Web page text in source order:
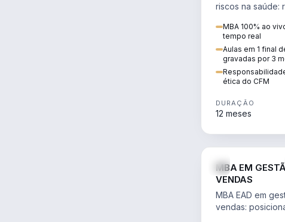
riscos na saúde:
judicialização e
patrimonial.
MBA 100% ao
tempo real
Aulas em 1 final
gravadas por 3
ética do CFM
DURAÇÃO
12 meses
MBA EM
VENDAS
MBA EAD em
vendas: